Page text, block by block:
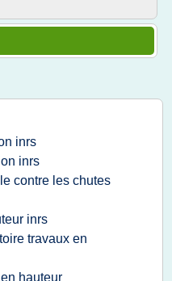
inrs
inrs
contre les chutes
inrs
travaux en
hauteur